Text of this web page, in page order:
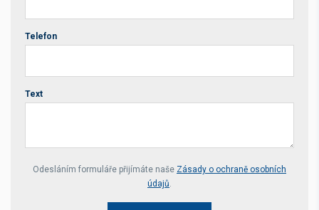
Telefon
Text
Your website *
Odesláním formuláře přijímáte naše Zásady o ochraně osobních
údajů.